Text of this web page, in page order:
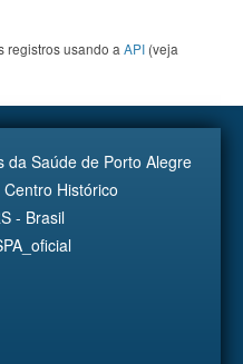
registros usando a API (veja
da Saúde de Porto Alegre
Histórico
- Brasil